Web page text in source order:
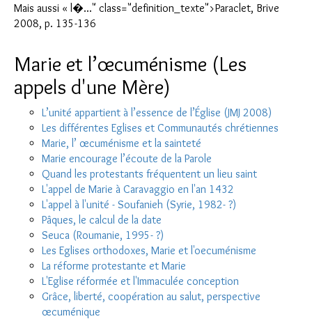
Mais aussi « l�..." class="definition_texte">Paraclet, Brive
2008, p. 135-136
Marie et l’œcuménisme (Les
appels d'une Mère)
L’unité appartient à l’essence de l’Église (JMJ 2008)
Les différentes Eglises et Communautés chrétiennes
Marie, l’ œcuménisme et la sainteté
Marie encourage l’écoute de la Parole
Quand les protestants fréquentent un lieu saint
L'appel de Marie à Caravaggio en l'an 1432
L'appel à l'unité - Soufanieh (Syrie, 1982- ?)
Pâques, le calcul de la date
Seuca (Roumanie, 1995- ?)
Les Eglises orthodoxes, Marie et l'oecuménisme
La réforme protestante et Marie
L'Eglise réformée et l'Immaculée conception
Grâce, liberté, coopération au salut, perspective
œcuménique